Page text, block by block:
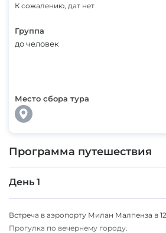
К сожалению, дат нет
Группа
до человек
Место сбора тура
Программа путешествия
День 1
Встреча в аэропорту Милан Малпенза в
Прогулка по вечернему городу.